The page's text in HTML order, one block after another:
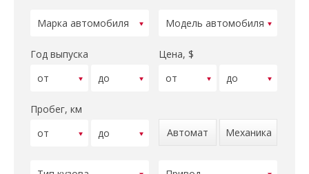
Год выпуска Цена, $
Пробег, км
Автомат
Механика